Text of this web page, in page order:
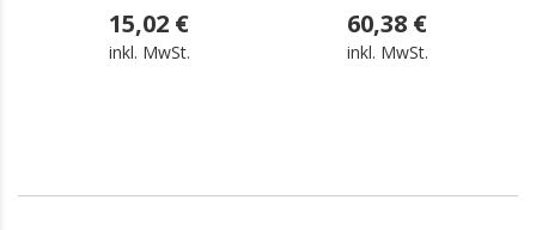
15,02 €
inkl. MwSt.
60,38 €
inkl. MwSt.